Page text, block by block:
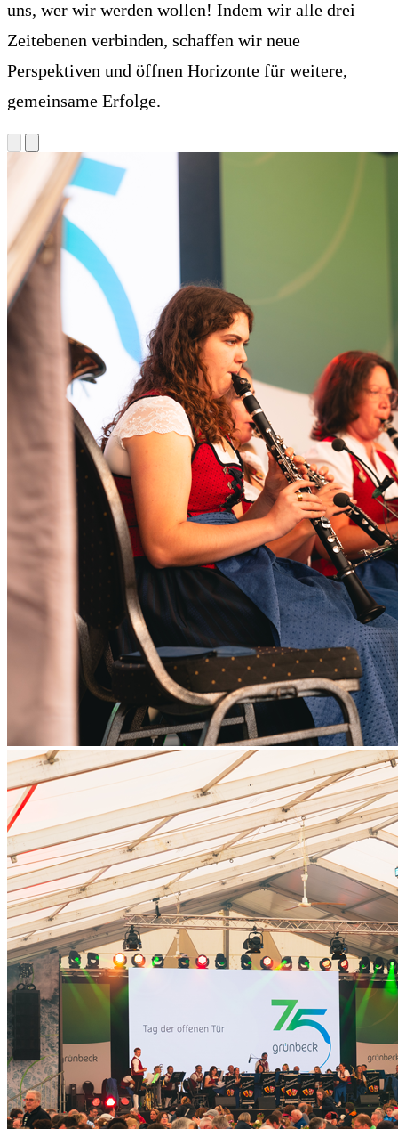
uns, wer wir werden wollen! Indem wir alle drei
Zeitebenen verbinden, schaffen wir neue
Perspektiven und öffnen Horizonte für weitere,
gemeinsame Erfolge.